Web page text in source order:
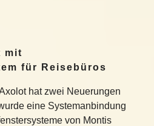
mit
für Reisebüros
hat zwei Neuerungen
eine Systemanbindung
von Montis